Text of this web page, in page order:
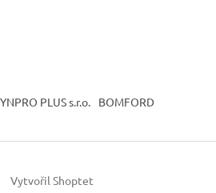
PLUS s.r.o. BOMFORD
Vytvořil Shoptet